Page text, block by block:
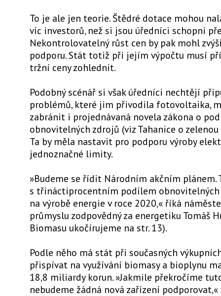
To je ale jen teorie. Štědré dotace mohou
víc investorů, než si jsou úředníci schopni
Nekontrolovatelný růst cen by pak mohl
podporu. Stát totiž při jejím výpočtu musí
tržní ceny zohlednit.
Podobný scénář si však úředníci nechtějí
problémů, které jim přivodila fotovoltaika,
zabránit i projednávaná novela zákona o
obnovitelných zdrojů (viz Tahanice o zelenou
Ta by měla nastavit pro podporu výroby
jednoznačné limity.
»Budeme se řídit Národním akčním plánem.
s třináctiprocentním podílem
na výrobě energie v roce 2020,« říká
průmyslu zodpovědný za energetiku Tomáš
Biomasu ukočírujeme na str. 13).
Podle něho má stát při současných
přispívat na využívání biomasy a bioplynu
18,8 miliardy korun. »Jakmile překročíme
nebudeme žádná nová zařízení